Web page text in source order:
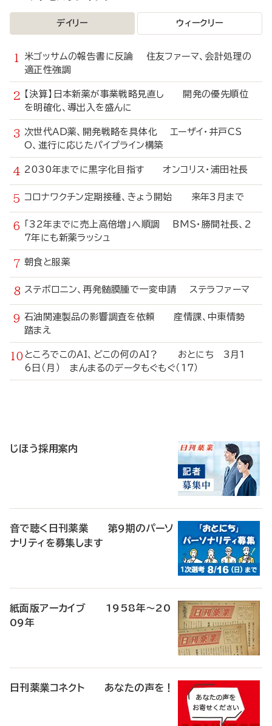
デイリー ウィークリー
米ゴッサムの報告書に反論 住友ファーマ、会計処理の
適正性強調
【決算】日本新薬が事業戦略見直し 開発の優先順位
を明確化、導出入を盛んに
次世代AD薬、開発戦略を具体化 エーザイ・井戸CS
O、進行に応じたパイプライン構築
2030年までに黒字化目指す オンコリス・浦田社長
コロナワクチン定期接種、きょう開始 来年3月まで
「32年までに売上高倍増」へ順調 BMS・勝間社長、2
7年にも新薬ラッシュ
朝食と服薬
ステボロニン、再発髄膜腫で一変申請 ステラファーマ
石油関連製品の影響調査を依頼 産情課、中東情勢
踏まえ
ところでこのAI、どこの何のAI？ おとにち 3月1
6日（月） まんまるのデータもぐもぐ（17）
じほう採用案内
音で聴く日刊薬業 第9期のパーソ
ナリティを募集します
紙面版アーカイブ 1958年～20
09年
日刊薬業コネクト あなたの声を！